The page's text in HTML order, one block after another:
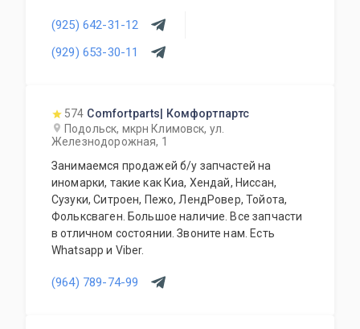
(925) 642-31-12
(929) 653-30-11
574 Comfortparts| Комфортпартс
Подольск, мкрн Климовск, ул.
Железнодорожная, 1
Занимаемся продажей б/у запчастей на
иномарки, такие как Киа, Хендай, Ниссан,
Сузуки, Ситроен, Пежо, ЛендРовер, Тойота,
Фольксваген. Большое наличие. Все запчасти
в отличном состоянии. Звоните нам. Есть
Whatsapp и Viber.
(964) 789-74-99